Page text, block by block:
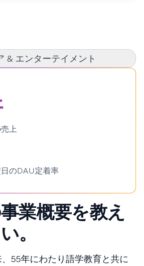
& エンターテイメント
上
のDAU定着率
業概要を教え
。
55年にわたり語学教育と共に